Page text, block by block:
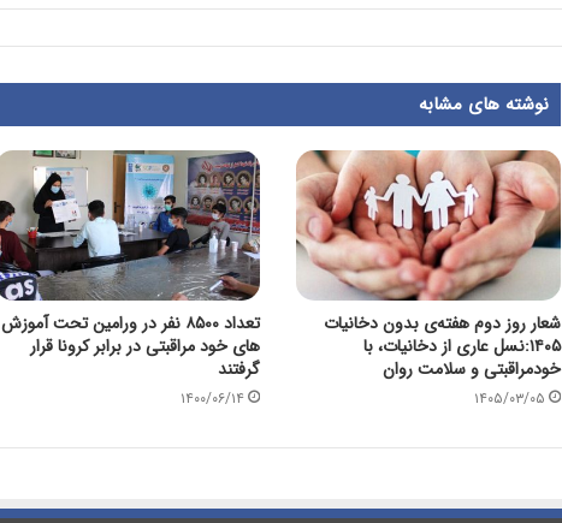
نوشته های مشابه
شعار روز دوم هفته‌ی بدون دخانیات
۱۴۰۵:نسل عاری از دخانیات، با
خودمراقبتی و سلامت روان
۱۴۰۵/۰۳/۰۵
تعداد ۸۵۰۰ نفر در ورامین تحت آموزش
های خود مراقبتی در برابر کرونا قرار
گرفتند
۱۴۰۰/۰۶/۱۴